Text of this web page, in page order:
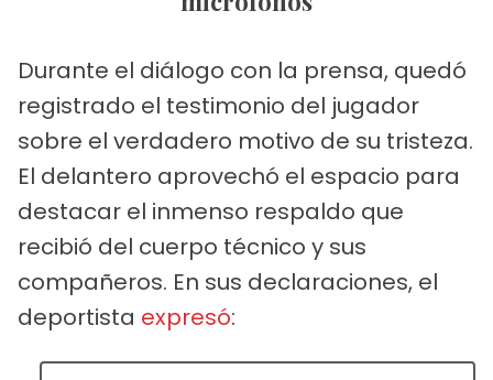
Durante el diálogo con la prensa, quedó
registrado el testimonio del jugador
sobre el verdadero motivo de su tristeza.
El delantero aprovechó el espacio para
destacar el inmenso respaldo que
recibió del cuerpo técnico y sus
compañeros. En sus declaraciones, el
deportista expresó: